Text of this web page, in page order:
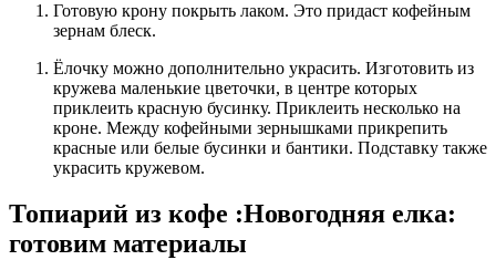
Готовую крону покрыть лаком. Это придаст кофейным
зернам блеск.
Ёлочку можно дополнительно украсить. Изготовить из
кружева маленькие цветочки, в центре которых
приклеить красную бусинку. Приклеить несколько на
кроне. Между кофейными зернышками прикрепить
красные или белые бусинки и бантики. Подставку также
украсить кружевом.
Топиарий из кофе :Новогодняя елка:
готовим материалы